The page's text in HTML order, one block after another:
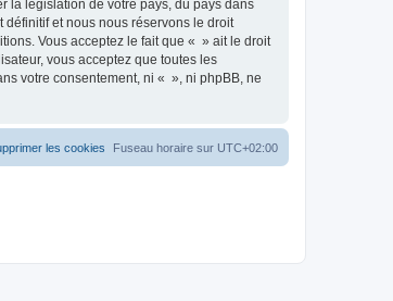
la législation de votre pays, du pays dans
et nous nous réservons le droit
Vous acceptez le fait que « » ait le droit
vous acceptez que toutes les
votre consentement, ni « », ni phpBB, ne
Fuseau horaire sur UTC+02:00
les cookies